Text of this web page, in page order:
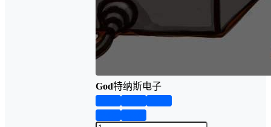
God特纳斯电子